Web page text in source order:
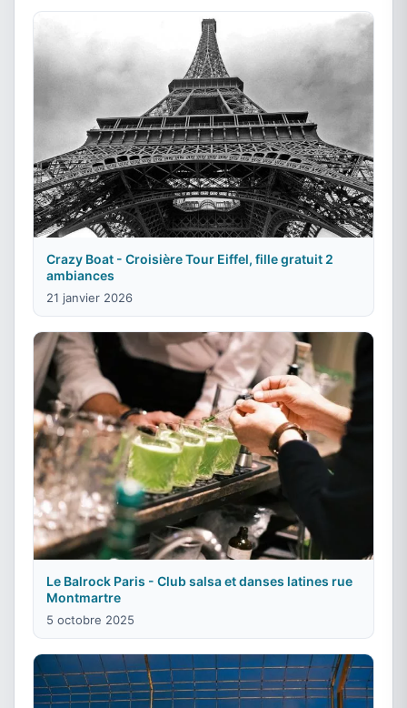
Crazy Boat - Croisière Tour Eiffel, fille gratuit 2
ambiances
21 janvier 2026
Le Balrock Paris - Club salsa et danses latines rue
Montmartre
5 octobre 2025